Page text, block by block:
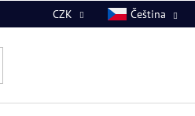
CZK Čeština